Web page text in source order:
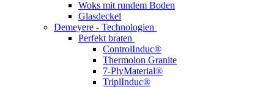
Woks mit rundem Boden
Glasdeckel
Demeyere - Technologien
Perfekt braten
ControlInduc®
Thermolon Granite
7-PlyMaterial®
TriplInduc®